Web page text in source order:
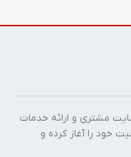
مشتری و ارائه خدمات
خود را آغاز کرده و